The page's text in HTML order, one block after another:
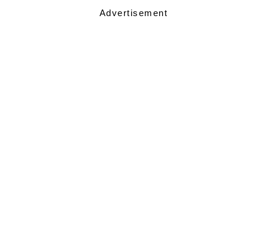
Advertisement